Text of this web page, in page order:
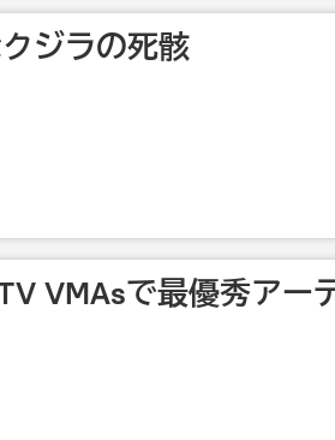
ジラの死骸
VMAsで最優秀アー